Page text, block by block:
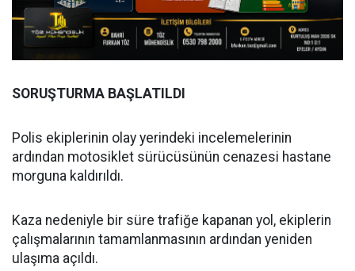
SORUŞTURMA BAŞLATILDI
Polis ekiplerinin olay yerindeki incelemelerinin
ardından motosiklet sürücüsünün cenazesi hastane
morguna kaldırıldı.
Kaza nedeniyle bir süre trafiğe kapanan yol, ekiplerin
çalışmalarının tamamlanmasının ardından yeniden
ulaşıma açıldı.